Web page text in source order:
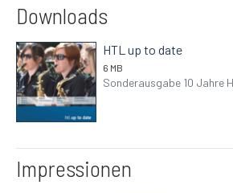
Downloads
HTL up to date
6 MB
Sonderausgabe 10 Jahre
Impressionen